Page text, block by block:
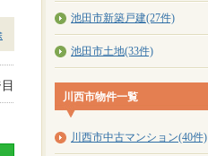
池田市新築戸建(27件)
池田市土地(33件)
川西市物件一覧
川西市中古マンション(40件)